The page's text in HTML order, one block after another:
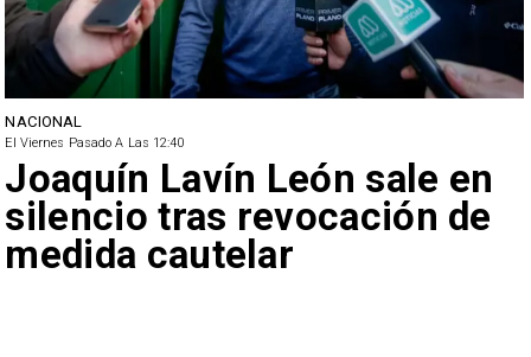
NACIONAL
El Viernes Pasado A Las 12:40
Joaquín Lavín León sale en
silencio tras revocación de
medida cautelar